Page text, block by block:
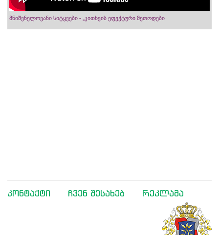
მნიშვნელოვანი სიტყვები - „კითხვის ეფექტური მეთოდები
კონტაქტი ჩვენ შესახებ რეკლამა